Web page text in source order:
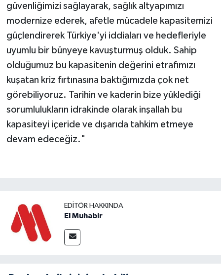
güvenliğimizi sağlayarak, sağlık altyapımızı
modernize ederek, afetle mücadele kapasitemizi
güçlendirerek Türkiye'yi iddiaları ve hedefleriyle
uyumlu bir bünyeye kavuşturmuş olduk. Sahip
olduğumuz bu kapasitenin değerini etrafımızı
kuşatan kriz fırtınasına baktığımızda çok net
görebiliyoruz. Tarihin ve kaderin bize yüklediği
sorumlulukların idrakinde olarak inşallah bu
kapasiteyi içeride ve dışarıda tahkim etmeye
devam edeceğiz."
EDITÖR HAKKINDA
El Muhabir